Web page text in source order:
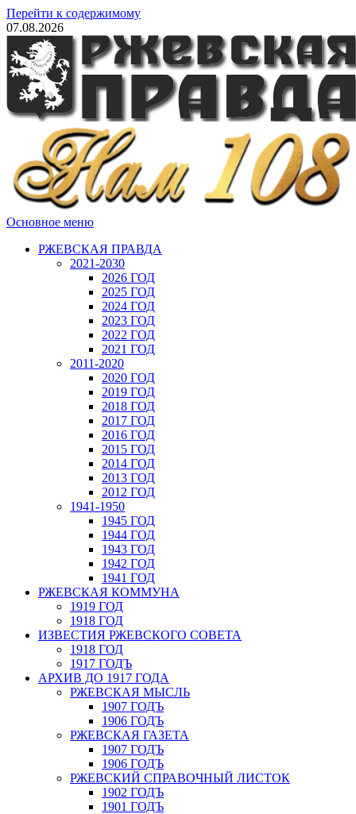
Перейти к содержимому
07.08.2026
Основное меню
РЖЕВСКАЯ ПРАВДА
2021-2030
2026 ГОД
2025 ГОД
2024 ГОД
2023 ГОД
2022 ГОД
2021 ГОД
2011-2020
2020 ГОД
2019 ГОД
2018 ГОД
2017 ГОД
2016 ГОД
2015 ГОД
2014 ГОД
2013 ГОД
2012 ГОД
1941-1950
1945 ГОД
1944 ГОД
1943 ГОД
1942 ГОД
1941 ГОД
РЖЕВСКАЯ КОММУНА
1919 ГОД
1918 ГОД
ИЗВЕСТИЯ РЖЕВСКОГО СОВЕТА
1918 ГОД
1917 ГОДЪ
АРХИВ ДО 1917 ГОДА
РЖЕВСКАЯ МЫСЛЬ
1907 ГОДЪ
1906 ГОДЪ
РЖЕВСКАЯ ГАЗЕТА
1907 ГОДЪ
1906 ГОДЪ
РЖЕВСКИЙ СПРАВОЧНЫЙ ЛИСТОК
1902 ГОДЪ
1901 ГОДЪ